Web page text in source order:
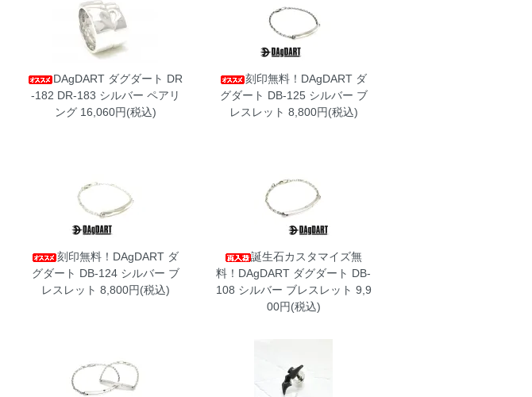
DAgDART ダグダート DR
-182 DR-183 シルバー ペアリ
ング16,060円(税込)
刻印無料！DAgDART ダ
グダート DB-125 シルバー ブ
レスレット 8,800円(税込)
刻印無料！DAgDART ダ
グダート DB-124 シルバー ブ
レスレット 8,800円(税込)
誕生石カスタマイズ無
料！DAgDART ダグダート DB-
108 シルバー ブレスレット 9,9
00円(税込)